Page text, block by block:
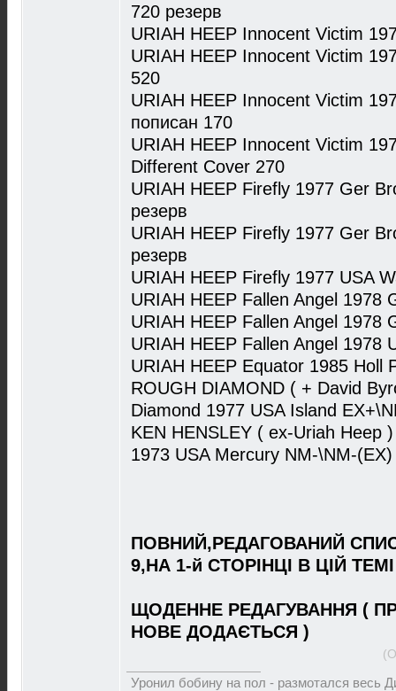
720 резерв
URIAH HEEP Innocent Victim
URIAH HEEP Innocent Victim
520
URIAH HEEP Innocent Victim
пописан 170
URIAH HEEP Innocent Victim
Different Cover 270
URIAH HEEP Firefly 1977 Ger
резерв
URIAH HEEP Firefly 1977 Ger
резерв
URIAH HEEP Firefly 1977 USA
URIAH HEEP Fallen Angel 1978
URIAH HEEP Fallen Angel 1978
URIAH HEEP Fallen Angel 1978
URIAH HEEP Equator 1985 Holl
ROUGH DIAMOND ( + David
Diamond 1977 USA Island
KEN HENSLEY ( ex-Uriah Heep
1973 USA Mercury NM-\NM-
ПОВНИЙ,РЕДАГОВАНИЙ
9,НА 1-й СТОРІНЦІ В ЦІЙ ТЕМІ
ЩОДЕННЕ РЕДАГУВАННЯ (
НОВЕ ДОДАЄТЬСЯ )
Уронил бобину на пол - размотался весь